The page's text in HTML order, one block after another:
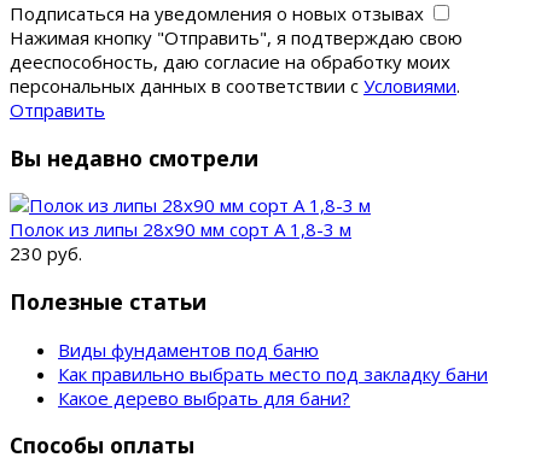
Подписаться на уведомления о новых отзывах
Нажимая кнопку "Отправить", я подтверждаю свою
дееспособность, даю согласие на обработку моих
персональных данных в соответствии с Условиями.
Отправить
Вы недавно смотрели
Полок из липы 28x90 мм сорт А 1,8-3 м
230 руб.
Полезные статьи
Виды фундаментов под баню
Как правильно выбрать место под закладку бани
Какое дерево выбрать для бани?
Способы оплаты